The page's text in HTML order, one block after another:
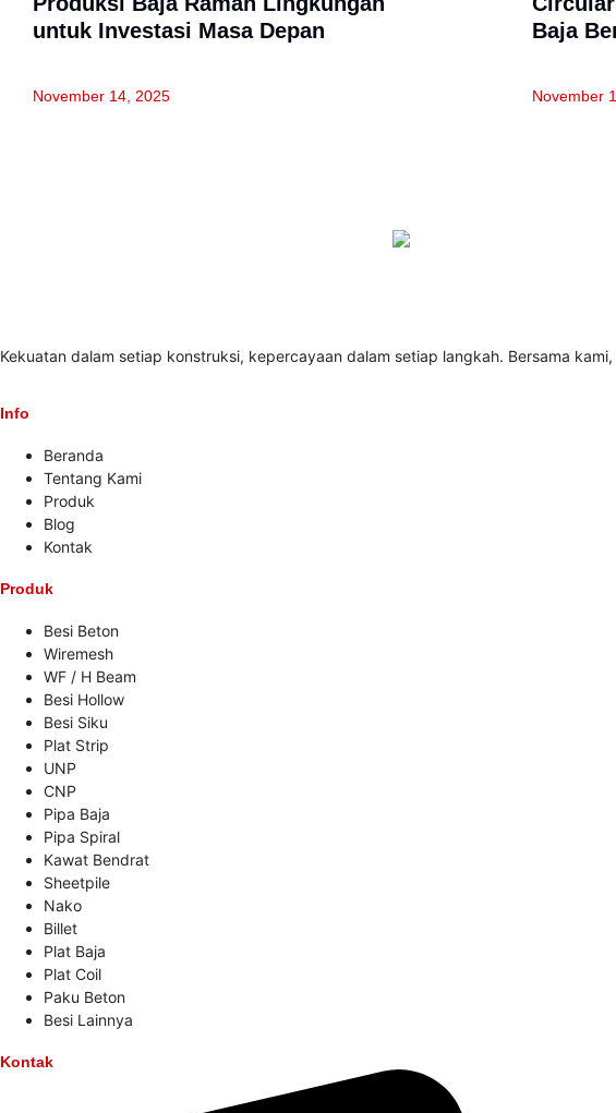
untuk Investasi Masa Depan
November 14, 2025
Baja
November
Kekuatan dalam setiap konstruksi, kepercayaan dalam setiap langkah. Bersama
Info
Beranda
Tentang Kami
Produk
Blog
Kontak
Produk
Besi Beton
Wiremesh
WF / H Beam
Besi Hollow
Besi Siku
Plat Strip
UNP
CNP
Pipa Baja
Pipa Spiral
Kawat Bendrat
Sheetpile
Nako
Billet
Plat Baja
Plat Coil
Paku Beton
Besi Lainnya
Kontak